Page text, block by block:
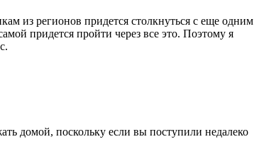
из регионов придется столкнуться с еще одним
придется пройти через все это. Поэтому я
домой, поскольку если вы поступили недалеко